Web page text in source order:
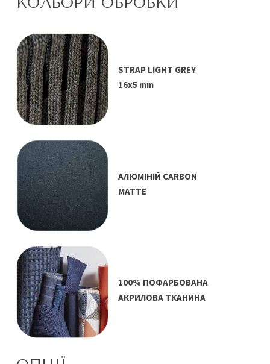
STRAP LIGHT GREY
16x5 mm
АЛЮМІНІЙ CARBON
MATTE
100% ПОФАРБОВАНА
АКРИЛОВА ТКАНИНА